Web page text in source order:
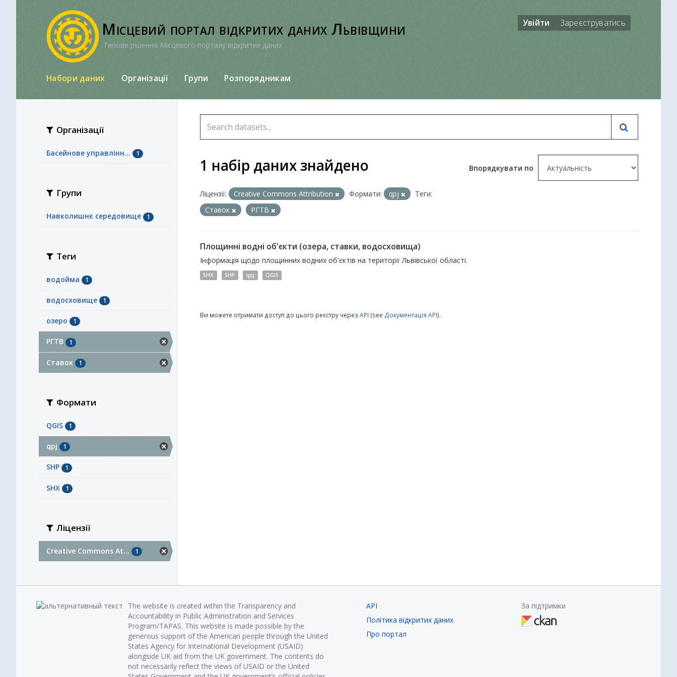
Місцевий портал відкритих даних Львівщини
Типове рішення Місцевого порталу відкритих даних
Увійти Зареєструватись
Набори даних Організації Групи Розпорядникам
Організації
Басейнове управлінн... 1
Групи
Навколишнє середовище 1
Теги
водойма 1
водосховище 1
озеро 1
РГТВ 1
Ставок 1
Формати
QGIS 1
qpj 1
SHP 1
SHX 1
Ліцензії
Creative Commons At... 1
Впорядкувати по
1 набір даних знайдено
Ліцензії: Creative Commons Attribution Формати: qpj
Теги:
Ставок
РГТВ
Площинні водні об'єкти (озера, ставки, водосховища)
Інформація щодо площинних водних об'єктів на території Львівської області.
SHX SHP qpj QGIS
Ви можете отримати доступ до цього реєстру через API (see Документація API).
The website is created within the Transparency and
Accountability in Public Administration and Services
Program/TAPAS. This website is made possible by the
generous support of the American people through the United
States Agency for International Development (USAID)
alongside UK aid from the UK government. The contents do
not necessarily reflect the views of USAID or the United
API
Політика відкритих даних
Про портал
За підтримки